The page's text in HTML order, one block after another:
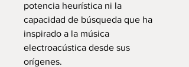
potencia heurística ni la
capacidad de búsqueda que ha
inspirado a la música
electroacústica desde sus
orígenes.